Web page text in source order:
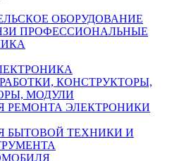
ОБОРУДОВАНИЕ
ПРОФЕССИОНАЛЬНЫЕ
КОНСТРУКТОРЫ,
МОДУЛИ
РЕМОНТА ЭЛЕКТРОНИКИ
БЫТОВОЙ ТЕХНИКИ И